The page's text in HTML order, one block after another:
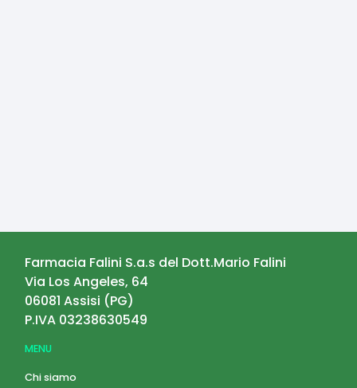
Farmacia Falini S.a.s del Dott.Mario Falini
Via Los Angeles, 64
06081 Assisi (PG)
P.IVA 03238630549
MENU
Chi siamo